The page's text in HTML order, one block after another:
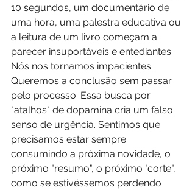
10 segundos, um documentário de
uma hora, uma palestra educativa ou
a leitura de um livro começam a
parecer insuportáveis e entediantes.
Nós nos tornamos impacientes.
Queremos a conclusão sem passar
pelo processo. Essa busca por
"atalhos" de dopamina cria um falso
senso de urgência. Sentimos que
precisamos estar sempre
consumindo a próxima novidade, o
próximo "resumo", o próximo "corte",
como se estivéssemos perdendo